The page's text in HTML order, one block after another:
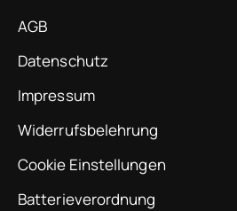
AGB
Datenschutz
Impressum
Widerrufsbelehrung
Cookie Einstellungen
Batterieverordnung